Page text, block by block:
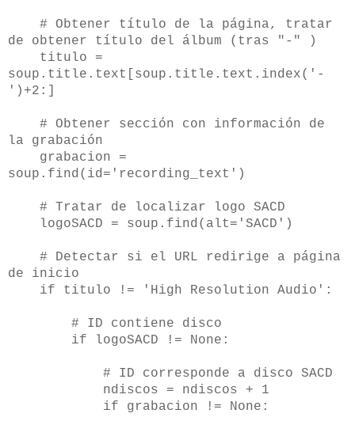
# Obtener título de la página, tratar
de obtener título del álbum (tras "-" )
titulo =
soup.title.text[soup.title.text.index('-
')+2:]
# Obtener sección con información de
la grabación
grabacion =
soup.find(id='recording_text')
# Tratar de localizar logo SACD
logoSACD = soup.find(alt='SACD')
# Detectar si el URL redirige a página
de inicio
if titulo != 'High Resolution Audio':
# ID contiene disco
if logoSACD != None:
# ID corresponde a disco SACD
ndiscos = ndiscos + 1
if grabacion != None: